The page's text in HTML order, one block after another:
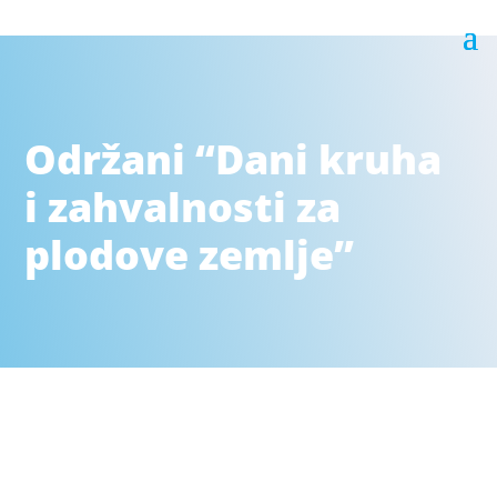
Održani “Dani kruha
i zahvalnosti za
plodove zemlje”